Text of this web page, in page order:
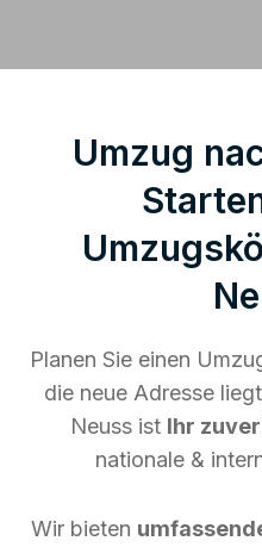
Umzug
Planen Sie einen
die neue Adresse
Neuss ist Ihr
nationale &
Wir bieten